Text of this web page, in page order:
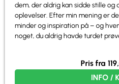
dem, der aldrig kan sidde stille og
oplevelser. Efter min mening er
minder og inspiration på – og
noget, du aldrig havde turdet
Pris fra
INFO /